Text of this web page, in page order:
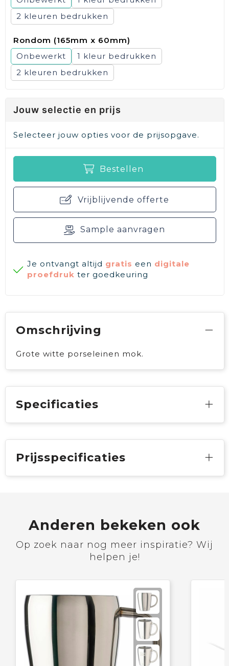
2
Rondom (165mm x 60mm)
Onbewerkt
1
2
Jouw selectie en prijs
Selecteer jouw opties voor de prijsopgave.
Bestellen
Vrijblijvende offerte
Sample aanvragen
Je ontvangt altijd gratis een digitale
proefdruk ter goedkeuring
Omschrijving
Grote witte porseleinen mok.
Specificaties
Prijsspecificaties
Anderen bekeken ook
Op zoek naar nog meer inspiratie? Wij
helpen je!